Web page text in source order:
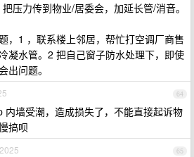
压力传到物业/居委会，加延长管/消音。
，1 ，联系楼上邻居，帮忙打空调厂商售
凝水管。2 把自己窗子防水处理下，即使
出问题。
64
内墙受潮，造成损失了，不能直接起诉物
搞呗
65